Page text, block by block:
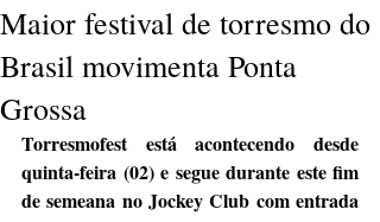
Maior festival de torresmo do
Brasil movimenta Ponta
Grossa
Torresmofest está acontecendo desde
quinta-feira (02) e segue durante este fim
de semeana no Jockey Club com entrada